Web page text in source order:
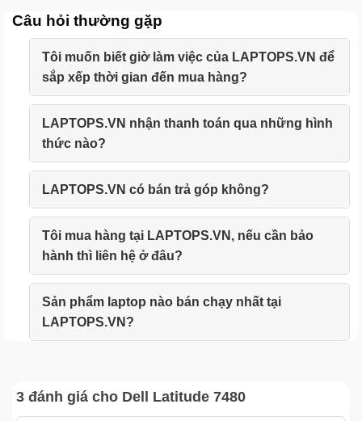
Câu hỏi thường gặp
Tôi muốn biết giờ làm việc của LAPTOPS.VN để
sắp xếp thời gian đến mua hàng?
LAPTOPS.VN nhận thanh toán qua những hình
thức nào?
LAPTOPS.VN có bán trả góp không?
Tôi mua hàng tại LAPTOPS.VN, nếu cần bảo
hành thì liên hệ ở đâu?
Sản phẩm laptop nào bán chạy nhất tại
LAPTOPS.VN?
3 đánh giá cho Dell Latitude 7480